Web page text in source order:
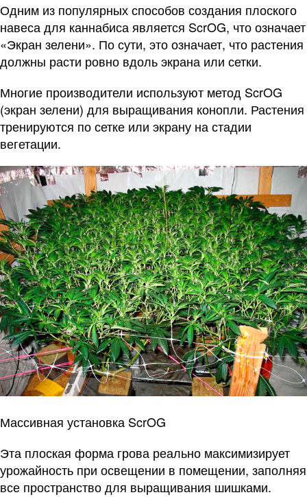
Одним из популярных способов создания плоского
навеса для каннабиса является ScrOG, что означает
«Экран зелени». По сути, это означает, что растения
должны расти ровно вдоль экрана или сетки.
Многие производители используют метод ScrOG
(экран зелени) для выращивания конопли. Растения
тренируются по сетке или экрану на стадии
вегетации.
Массивная установка ScrOG
Эта плоская форма грова реально максимизирует
урожайность при освещении в помещении, заполняя
все пространство для выращивания шишками.